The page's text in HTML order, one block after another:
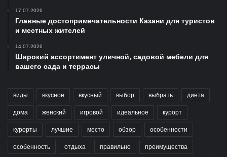
17.07.2026
Главные достопримечательности Казани для туристов
и местных жителей
14.07.2026
Широкий ассортимент уличной, садовой мебели для
вашего сада и террасы
виды вкусное вкусный выбор выбрать диета
дома женский игровой идеальное курорт
курорты лучшие место обзор особенности
особенность отдыха правильно преимущества